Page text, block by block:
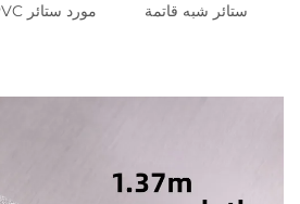
ستائر شبه قاتمة مورد ستائر PVC